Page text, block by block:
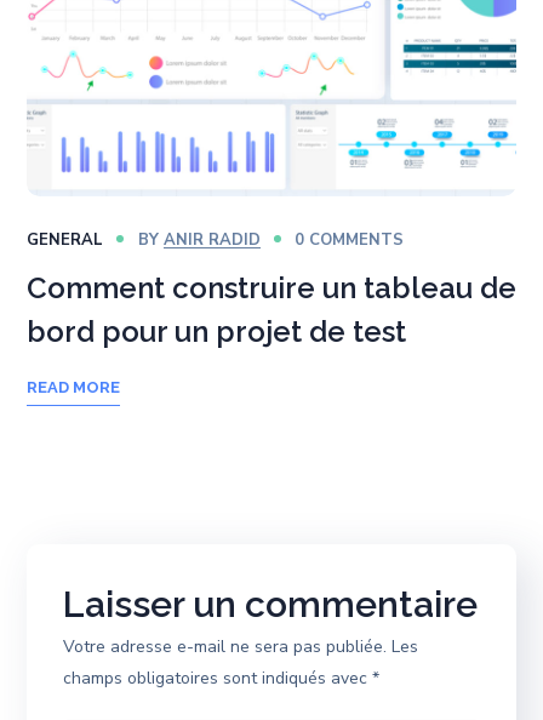
GENERAL BY ANIR RADID 0 COMMENTS
Comment construire un tableau de
bord pour un projet de test
READ MORE
Laisser un commentaire
Votre adresse e-mail ne sera pas publiée. Les
champs obligatoires sont indiqués avec*